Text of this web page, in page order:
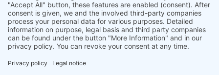
sales@linseis.in